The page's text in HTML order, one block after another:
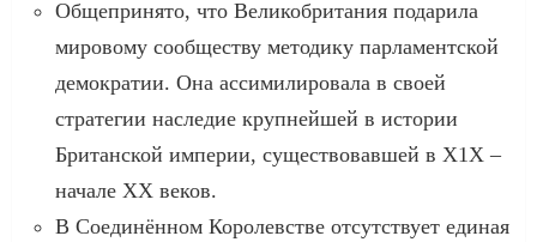
Общепринято, что Великобритания подарила
мировому сообществу методику парламентской
демократии. Она ассимилировала в своей
стратегии наследие крупнейшей в истории
Британской империи, существовавшей в Х1Х –
начале ХХ веков.
В Соединённом Королевстве отсутствует единая